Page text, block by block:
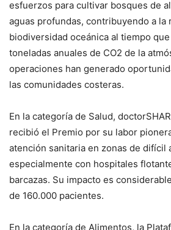
esfuerzos para cultivar bosques de
aguas profundas, contribuyendo a la
biodiversidad oceánica al tiempo
toneladas anuales de CO2 de la
operaciones han generado
las comunidades costeras.
En la categoría de Salud,
recibió el Premio por su labor
atención sanitaria en zonas de difícil
especialmente con hospitales
barcazas. Su impacto es
de 160.000 pacientes.
En la categoría de Alimentos, la